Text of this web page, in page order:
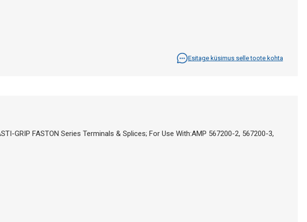
Esitage küsimus selle toote kohta
GRIP FASTON Series Terminals & Splices; For Use With:AMP 567200-2, 567200-3,